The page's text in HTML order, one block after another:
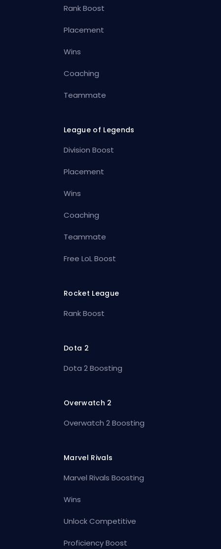
Rank Boost
Placement
Wins
Coaching
Teammate
League of Legends
Division Boost
Placement
Wins
Coaching
Teammate
Free LoL Boost
Rocket League
Rank Boost
Dota 2
Dota 2 Boosting
Overwatch 2
Overwatch 2 Boosting
Marvel Rivals
Marvel Rivals Boosting
Wins
Unlock Competitive
Proficiency Boost